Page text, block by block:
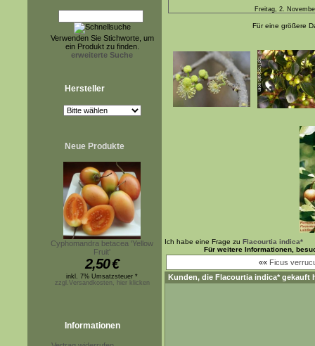
Verwenden Sie Stichworte, um
ein Produkt zu finden.
erweiterte Suche
Hersteller
Neue Produkte
Cyphomandra betacea 'Yellow
Fruit'
2,50€
inkl. 7% Umsatzsteuer *
zzgl.Versandkosten, hier klicken
Informationen
Freitag, 2.
Für eine größere
Ich habe eine Frage zu Flacourtia indica*
Für weitere Informationen,
«« Ficus
Kunden, die Flacourtia indica* gekauft